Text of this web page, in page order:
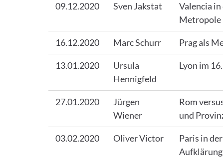
09.12.2020 Sven Jakstat
Valencia
Metropole
16.12.2020 Marc Schurr Prag als
13.01.2020
Ursula
Hennigfeld
Lyon im
27.01.2020
Jürgen
Wiener
Rom
und
03.02.2020 Oliver Victor
Paris in
Aufklärung